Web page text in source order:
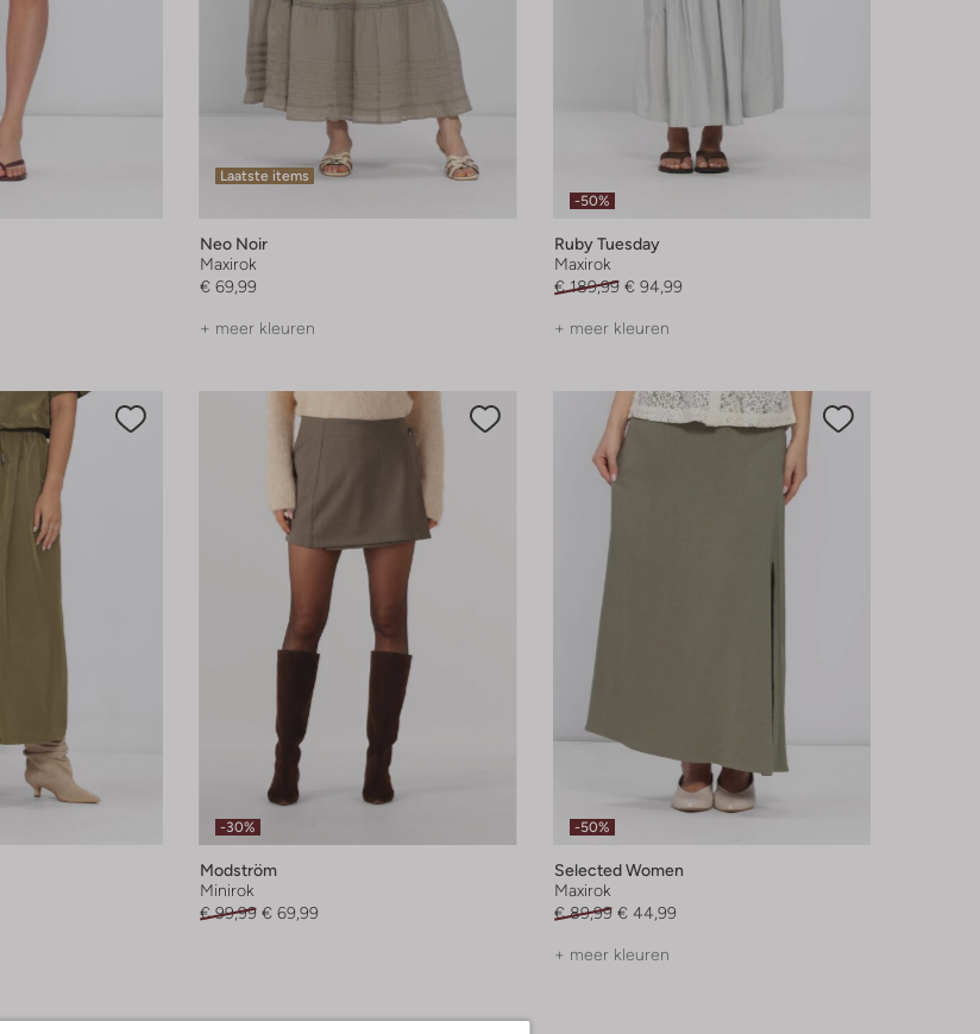
Laatste items
Neo Noir
Maxirok
€ 69,99
+ meer kleuren
-50%
Ruby Tuesday
Maxirok
€ 189,99 € 94,99
+ meer kleuren
-30%
Modström
Minirok
€ 99,99 € 69,99
-50%
Selected Women
Maxirok
€ 89,99 € 44,99
+ meer kleuren